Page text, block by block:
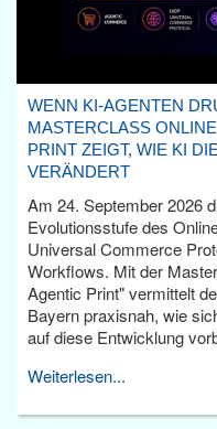
WENN KI-AGENTEN
MASTERCLASS
PRINT ZEIGT, WIE KI
VERÄNDERT
Am 24. September 2026
Evolutionsstufe des
Universal Commerce
Workflows. Mit der
Agentic Print" vermittelt
Bayern praxisnah, wie
auf diese Entwicklung
Weiterlesen...